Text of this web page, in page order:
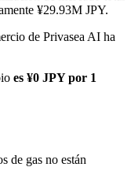
preciosos y materias
¥29.93M JPY.
de Privasea AI ha
es ¥0 JPY por 1
de gas no están